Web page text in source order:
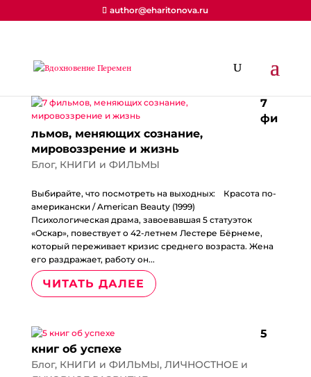
author@eharitonova.ru
7
фи
льмов, меняющих сознание,
мировоззрение и жизнь
Блог, КНИГИ и ФИЛЬМЫ
Выбирайте, что посмотреть на выходных:⠀ Красота по-
американски / American Beauty (1999)⠀
Психологическая драма, завоевавшая 5 статуэток
«Оскар», повествует о 42-летнем Лестере Бёрнеме,
который переживает кризис среднего возраста. Жена
его раздражает, работу он...
ЧИТАТЬ ДАЛЕЕ
5
книг об успехе
Блог, КНИГИ и ФИЛЬМЫ, ЛИЧНОСТНОЕ и